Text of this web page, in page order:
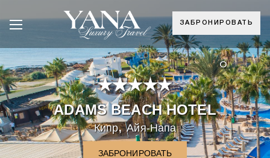
ЗАБРОНИРОВАТЬ
°
ADAMS BEACH HOTEL
Кипр,Айя-Напа
ЗАБРОНИРОВАТЬ